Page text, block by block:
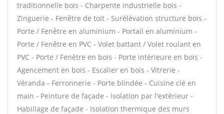
traditionnelle bois - Charpente industrielle bois -
Zinguerie - Fenêtre de toit - Surélévation structure bois -
Porte / Fenêtre en aluminium - Portail en aluminium -
Porte / Fenêtre en PVC - Volet battant / Volet roulant en
PVC - Porte / Fenêtre en bois - Porte intérieure en bois -
Agencement en bois - Escalier en bois - Vitrerie -
Véranda - Ferronnerie - Porte blindée - Cuisine clé en
main - Peinture de façade - Isolation par l'extérieur -
Habillage de façade - Isolation thermique des murs